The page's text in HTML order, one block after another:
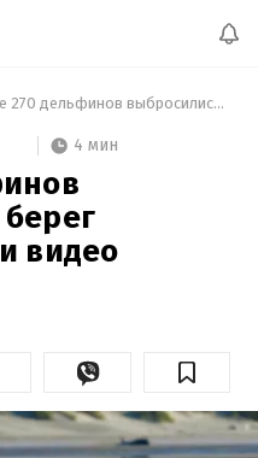
Более 270 дельфинов выбросились на берег Тасмании: фото и видео
4 мин
видео